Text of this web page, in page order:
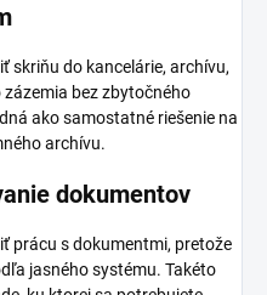
skriňu do kancelárie, archívu,
bez zbytočného
ako samostatné riešenie na
archívu.
dokumentov
prácu s dokumentmi, pretože
jasného systému. Takéto